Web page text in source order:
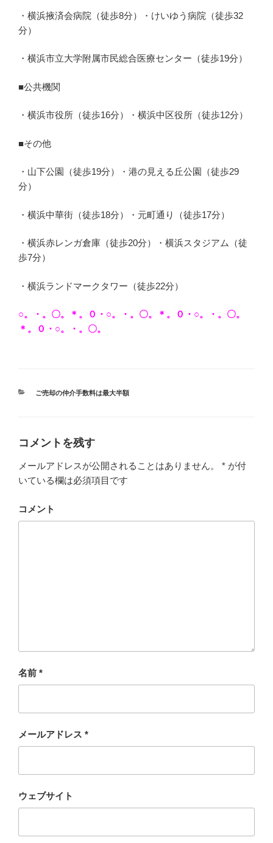
・横浜掖済会病院（徒歩8分）・けいゆう病院（徒歩32
分）
・横浜市立大学附属市民総合医療センター（徒歩19分）
■公共機関
・横浜市役所（徒歩16分）・横浜中区役所（徒歩12分）
■その他
・山下公園（徒歩19分）・港の見える丘公園（徒歩29
分）
・横浜中華街（徒歩18分）・元町通り（徒歩17分）
・横浜赤レンガ倉庫（徒歩20分）・横浜スタジアム（徒
歩7分）
・横浜ランドマークタワー（徒歩22分）
○。・。〇。＊。０・○。・。〇。＊。０・○。・。〇。
＊。０・○。・。〇。
カ
ー
ご売却の仲介手数料は最大半額
コメントを残す
メールアドレスが公開されることはありません。 * が付
いている欄は必須項目です
コメント
名前 *
メールアドレス *
ウェブサイト